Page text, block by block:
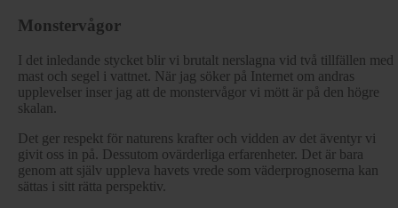
Monstervågor
I det inledande stycket blir vi brutalt nerslagna vid två tillfällen med
mast och segel i vattnet. När jag söker på Internet om andras
upplevelser inser jag att de monstervågor vi mött är på den högre
skalan.
Det ger respekt för naturens krafter och vidden av det äventyr vi
givit oss in på. Dessutom ovärderliga erfarenheter. Det är bara
genom att själv uppleva havets vrede som väderprognoserna kan
sättas i sitt rätta perspektiv.